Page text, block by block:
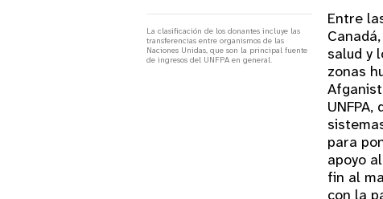
La clasificación de los donantes incluye las
transferencias entre organismos de las
Naciones Unidas, que son la principal fuente
de ingresos del UNFPA en general.
Entre
salud y
zonas
para
apoyo
fin al